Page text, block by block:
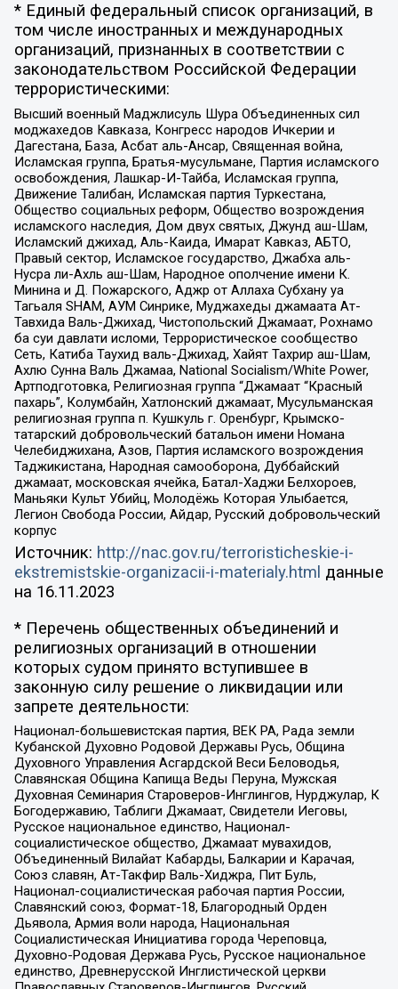
* Единый федеральный список организаций, в
том числе иностранных и международных
организаций, признанных в соответствии с
законодательством Российской Федерации
террористическими:
Высший военный Маджлисуль Шура Объединенных сил
моджахедов Кавказа, Конгресс народов Ичкерии и
Дагестана, База, Асбат аль-Ансар, Священная война,
Исламская группа, Братья-мусульмане, Партия исламского
освобождения, Лашкар-И-Тайба, Исламская группа,
Движение Талибан, Исламская партия Туркестана,
Общество социальных реформ, Общество возрождения
исламского наследия, Дом двух святых, Джунд аш-Шам,
Исламский джихад, Аль-Каида, Имарат Кавказ, АБТО,
Правый сектор, Исламское государство, Джабха аль-
Нусра ли-Ахль аш-Шам, Народное ополчение имени К.
Минина и Д. Пожарского, Аджр от Аллаха Субхану уа
Тагьаля SHAM, АУМ Синрике, Муджахеды джамаата Ат-
Тавхида Валь-Джихад, Чистопольский Джамаат, Рохнамо
ба суи давлати исломи, Террористическое сообщество
Сеть, Катиба Таухид валь-Джихад, Хайят Тахрир аш-Шам,
Ахлю Сунна Валь Джамаа, National Socialism/White Power,
Артподготовка, Религиозная группа “Джамаат “Красный
пахарь”, Колумбайн, Хатлонский джамаат, Мусульманская
религиозная группа п. Кушкуль г. Оренбург, Крымско-
татарский добровольческий батальон имени Номана
Челебиджихана, Азов, Партия исламского возрождения
Таджикистана, Народная самооборона, Дуббайский
джамаат, московская ячейка, Батал-Хаджи Белхороев,
Маньяки Культ Убийц, Молодёжь Которая Улыбается,
Легион Свобода России, Айдар, Русский добровольческий
корпус
Источник: http://nac.gov.ru/terroristicheskie-i-
ekstremistskie-organizacii-i-materialy.html данные
на 16.11.2023
* Перечень общественных объединений и
религиозных организаций в отношении
которых судом принято вступившее в
законную силу решение о ликвидации или
запрете деятельности:
Национал-большевистская партия, ВЕК РА, Рада земли
Кубанской Духовно Родовой Державы Русь, Община
Духовного Управления Асгардской Веси Беловодья,
Славянская Община Капища Веды Перуна, Мужская
Духовная Семинария Староверов-Инглингов, Нурджулар, К
Богодержавию, Таблиги Джамаат, Свидетели Иеговы,
Русское национальное единство, Национал-
социалистическое общество, Джамаат мувахидов,
Объединенный Вилайат Кабарды, Балкарии и Карачая,
Союз славян, Ат-Такфир Валь-Хиджра, Пит Буль,
Национал-социалистическая рабочая партия России,
Славянский союз, Формат-18, Благородный Орден
Дьявола, Армия воли народа, Национальная
Социалистическая Инициатива города Череповца,
Духовно-Родовая Держава Русь, Русское национальное
единство, Древнерусской Инглистической церкви